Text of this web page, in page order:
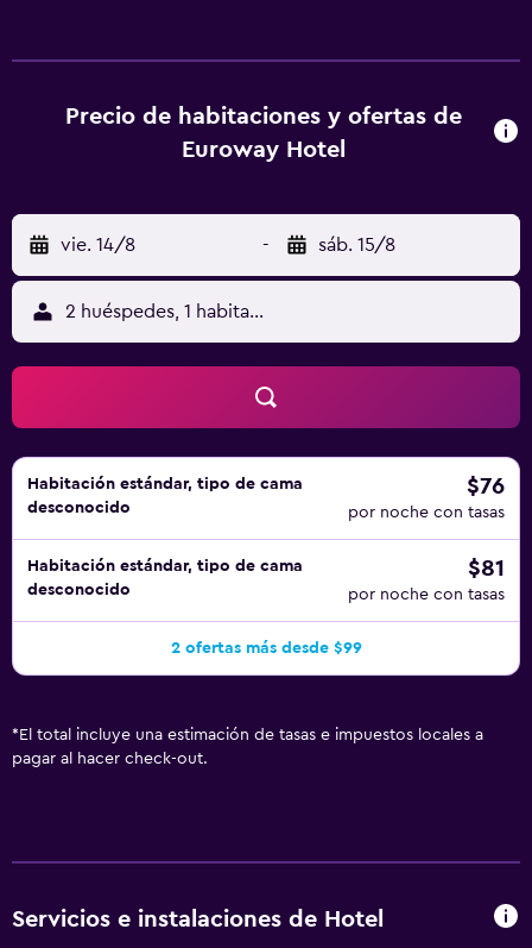
están equipados con ducha. Este hotel en Hisings Backa
ofrece acceso a Internet wifi gratis con una velocidad de
limpieza todos los días.
Precio de habitaciones y ofertas de
Euroway Hotel
vie. 14/8 - sáb. 15/8
2 huéspedes, 1 habitación
Habitación estándar, tipo de cama
desconocido
$76
por noche con tasas
Habitación estándar, tipo de cama
desconocido
$81
por noche con tasas
2 ofertas más desde $99
* El total incluye una estimación de tasas e impuestos locales a
pagar al hacer check-out.
Servicios e instalaciones de Hotel